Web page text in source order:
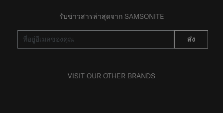
รับข่าวสารล่าสุดจาก SAMSONITE
ส่ง
VISIT OUR OTHER BRANDS